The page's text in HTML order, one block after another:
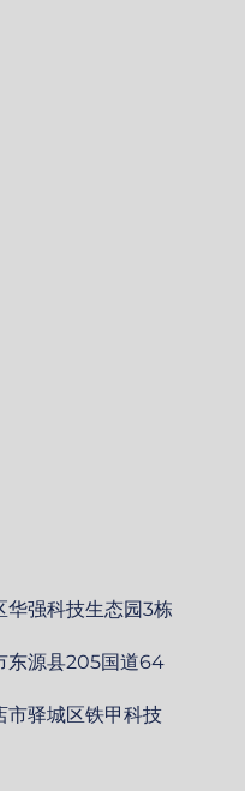
华强科技生态园3栋
东源县205国道64
市驿城区铁甲科技